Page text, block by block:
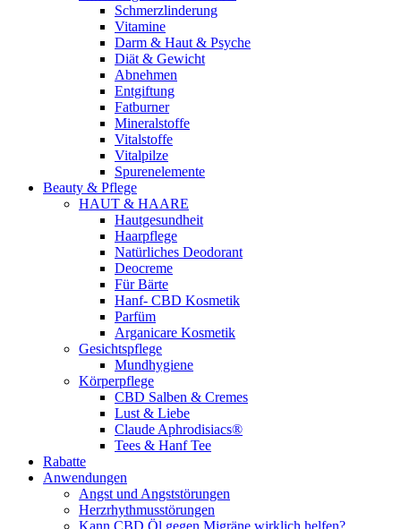
Schmerzlinderung
Vitamine
Darm & Haut & Psyche
Diät & Gewicht
Abnehmen
Entgiftung
Fatburner
Mineralstoffe
Vitalstoffe
Vitalpilze
Spurenelemente
Beauty & Pflege
HAUT & HAARE
Hautgesundheit
Haarpflege
Natürliches Deodorant
Deocreme
Für Bärte
Hanf- CBD Kosmetik
Parfüm
Arganicare Kosmetik
Gesichtspflege
Mundhygiene
Körperpflege
CBD Salben & Cremes
Lust & Liebe
Claude Aphrodisiacs®
Tees & Hanf Tee
Rabatte
Anwendungen
Angst und Angststörungen
Herzrhythmusstörungen
Kann CBD Öl gegen Migräne wirklich helfen?